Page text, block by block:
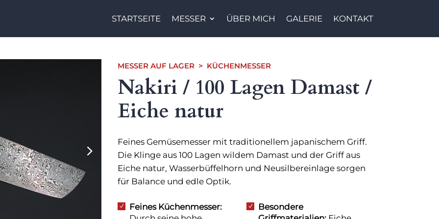
STARTSEITE MESSER ÜBER MICH GALERIE KONTAKT
MESSER AUF LAGER > KÜCHENMESSER
Nakiri / 100 Lagen Damast /
Eiche natur
Feines Gemüsemesser mit traditionellem japanischem Griff.
Die Klinge aus 100 Lagen wildem Damast und der Griff aus
Eiche natur, Wasserbüffelhorn und Neusilbereinlage sorgen
für Balance und edle Optik.
N
Feines Küchenmesser:
N
Besondere